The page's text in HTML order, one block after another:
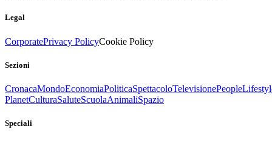
Legal
CorporatePrivacy PolicyCookie Policy
Sezioni
CronacaMondoEconomiaPoliticaSpettacoloTelevisionePeople
PlanetCulturaSaluteScuolaAnimaliSpazio
Speciali